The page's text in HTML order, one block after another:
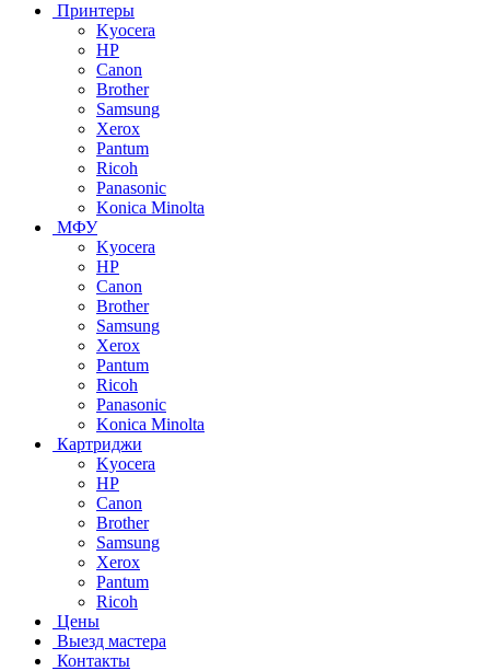
Принтеры
Kyocera
HP
Canon
Brother
Samsung
Xerox
Pantum
Ricoh
Panasonic
Konica Minolta
МФУ
Kyocera
HP
Canon
Brother
Samsung
Xerox
Pantum
Ricoh
Panasonic
Konica Minolta
Картриджи
Kyocera
HP
Canon
Brother
Samsung
Xerox
Pantum
Ricoh
Цены
Выезд мастера
Контакты